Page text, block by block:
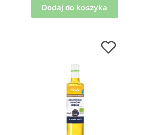
Dodaj do koszyka